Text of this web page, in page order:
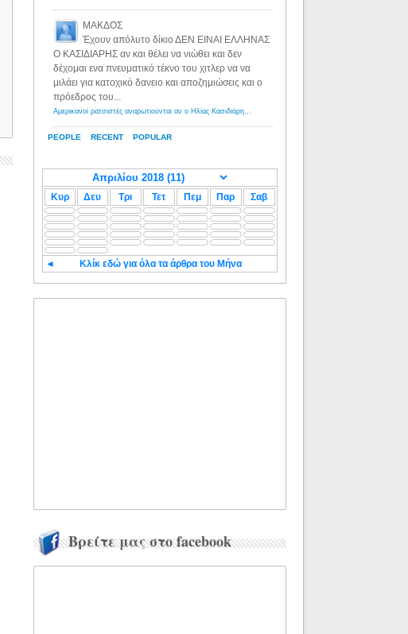
PEOPLE RECENT POPULAR
ΜΑΚΔΟΣ
Έχουν απόλυτο δίκιο ΔΕΝ ΕΙΝΑΙ ΕΛΛΗΝΑΣ
Ο ΚΑΣΙΔΙΑΡΗΣ αν και θέλει να νιώθει και δεν
δέχομαι ενα πνευματικό τέκνο του χιτλερ να να
μιλάει για κατοχικό δανειο και αποζημιώσεις και ο
πρόεδρος του...
Αμερικανοί ρατσιστές αναρωτιούνται αν ο Ηλίας Κασιδιάρης ανήκει στη λευκή φυλή... - Λόγιος Ερμής
Κυρ Δευ Τρι Τετ Πεμ Παρ Σαβ
◄ Κλίκ εδώ για όλα τα άρθρα του Μήνα
Βρείτε μας στο facebook